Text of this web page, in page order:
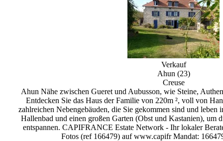
Verkauf
Ahun (23)
Creuse
Ahun Nähe zwischen Gueret und Aubusson, wie Steine,
Entdecken Sie das Haus der Familie von 220m ², voll von
zahlreichen Nebengebäuden, die Sie gekommen sind und leben
Hallenbad und einen großen Garten (Obst und Kastanien), um
entspannen. CAPIFRANCE Estate Network - Ihr lokaler
Fotos (ref 166479) auf www.capifr Mandat: